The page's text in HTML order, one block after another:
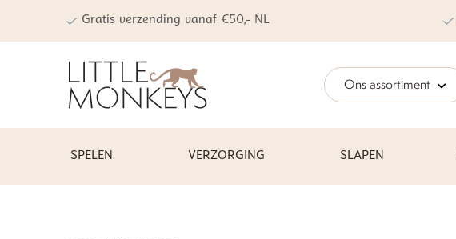
Gratis verzending vanaf €50,- NL
Ons assortiment
SPELEN VERZORGING SLAPEN